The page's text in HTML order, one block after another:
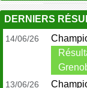
DERNIERS
14/06/26
13/06/26